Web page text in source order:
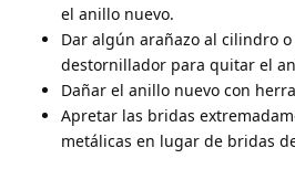
el anillo nuevo.
Dar algún arañazo al cilindro
destornillador para quitar el
Dañar el anillo nuevo con
Apretar las bridas
metálicas en lugar de bridas